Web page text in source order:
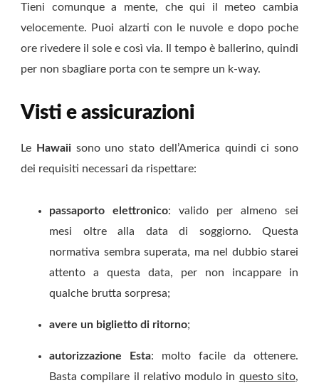
Tieni comunque a mente, che qui il meteo cambia
velocemente. Puoi alzarti con le nuvole e dopo poche
ore rivedere il sole e così via. Il tempo è ballerino, quindi
per non sbagliare porta con te sempre un k-way.
Visti e assicurazioni
Le Hawaiisono uno stato dell’America quindi ci sono
dei requisiti necessari da rispettare:
passaporto elettronico: valido per almeno sei
mesi oltre alla data di soggiorno. Questa
normativa sembra superata, ma nel dubbio starei
attento a questa data, per non incappare in
qualche brutta sorpresa;
avere un biglietto di ritorno;
autorizzazione Esta: molto facile da ottenere.
Basta compilare il relativo modulo in questo sito,